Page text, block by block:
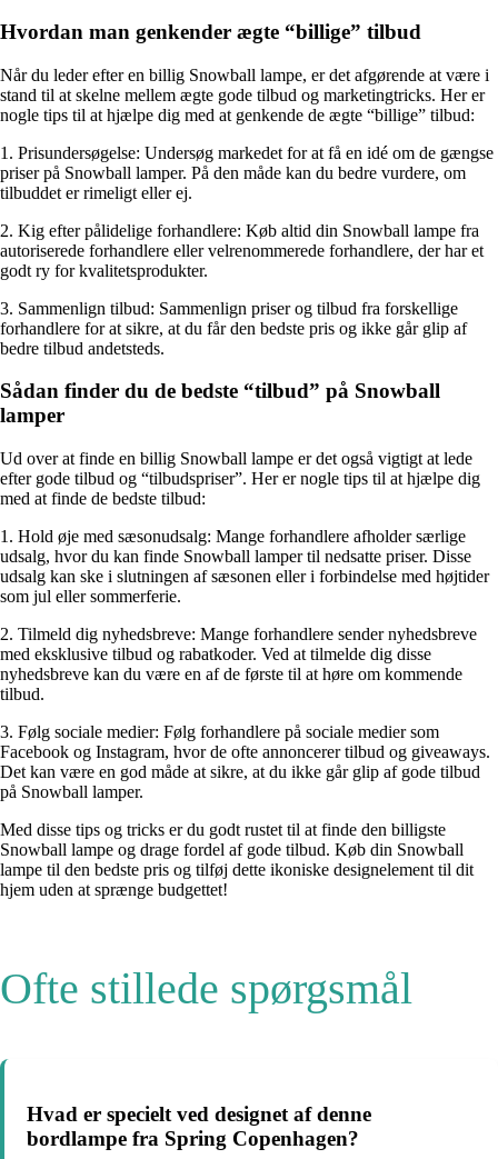
Hvordan man genkender ægte “billige” tilbud
Når du leder efter en billig Snowball lampe, er det afgørende at være i
stand til at skelne mellem ægte gode tilbud og marketingtricks. Her er
nogle tips til at hjælpe dig med at genkende de ægte “billige” tilbud:
1. Prisundersøgelse: Undersøg markedet for at få en idé om de gængse
priser på Snowball lamper. På den måde kan du bedre vurdere, om
tilbuddet er rimeligt eller ej.
2. Kig efter pålidelige forhandlere: Køb altid din Snowball lampe fra
autoriserede forhandlere eller velrenommerede forhandlere, der har et
godt ry for kvalitetsprodukter.
3. Sammenlign tilbud: Sammenlign priser og tilbud fra forskellige
forhandlere for at sikre, at du får den bedste pris og ikke går glip af
bedre tilbud andetsteds.
Sådan finder du de bedste “tilbud” på Snowball
lamper
Ud over at finde en billig Snowball lampe er det også vigtigt at lede
efter gode tilbud og “tilbudspriser”. Her er nogle tips til at hjælpe dig
med at finde de bedste tilbud:
1. Hold øje med sæsonudsalg: Mange forhandlere afholder særlige
udsalg, hvor du kan finde Snowball lamper til nedsatte priser. Disse
udsalg kan ske i slutningen af sæsonen eller i forbindelse med højtider
som jul eller sommerferie.
2. Tilmeld dig nyhedsbreve: Mange forhandlere sender nyhedsbreve
med eksklusive tilbud og rabatkoder. Ved at tilmelde dig disse
nyhedsbreve kan du være en af de første til at høre om kommende
tilbud.
3. Følg sociale medier: Følg forhandlere på sociale medier som
Facebook og Instagram, hvor de ofte annoncerer tilbud og giveaways.
Det kan være en god måde at sikre, at du ikke går glip af gode tilbud
på Snowball lamper.
Med disse tips og tricks er du godt rustet til at finde den billigste
Snowball lampe og drage fordel af gode tilbud. Køb din Snowball
lampe til den bedste pris og tilføj dette ikoniske designelement til dit
hjem uden at sprænge budgettet!
Ofte stillede spørgsmål
Hvad er specielt ved designet af denne
bordlampe fra Spring Copenhagen?